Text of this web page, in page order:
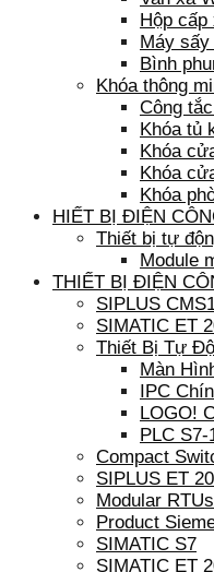
Hộp cấp
Máy
Bình
Khóa thông
Công
Khóa tủ
Khóa
Khóa
Khóa
HIẾT BỊ ĐIỆN
Thiết bị tự
Module
THIẾT BỊ ĐIỆN
SIPLUS
SIMATIC ET
Thiết Bị Tự
Màn
IPC
LOGO!
PLC
Compact
SIPLUS ET
Modular
Product
SIMATIC S7
SIMATIC ET